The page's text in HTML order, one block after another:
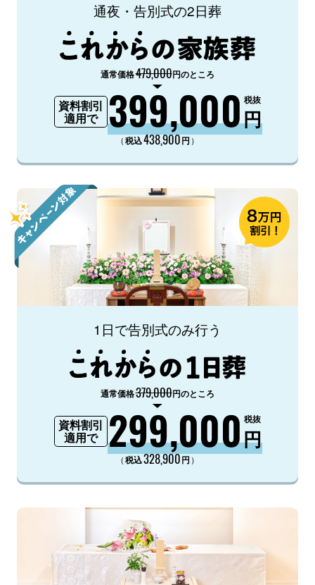
通夜・告別式の2日葬
通常価格479,000円のところ
資料割引
適用で
399,000円
税抜
（税込438,900円 ）
1日で告別式のみ行う
通常価格379,000円のところ
資料割引
適用で
299,000円
税抜
（税込328,900円 ）